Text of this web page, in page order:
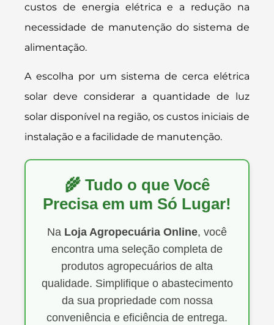
custos de energia elétrica e a redução na
necessidade de manutenção do sistema de
alimentação.
A escolha por um sistema de cerca elétrica
solar deve considerar a quantidade de luz
solar disponível na região, os custos iniciais de
instalação e a facilidade de manutenção.
🌾 Tudo o que Você
Precisa em um Só Lugar!
Na Loja Agropecuária Online, você
encontra uma seleção completa de
produtos agropecuários de alta
qualidade. Simplifique o abastecimento
da sua propriedade com nossa
conveniência e eficiência de entrega.